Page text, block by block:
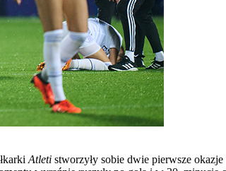
Atleti stworzyły sobie dwie pierwsze